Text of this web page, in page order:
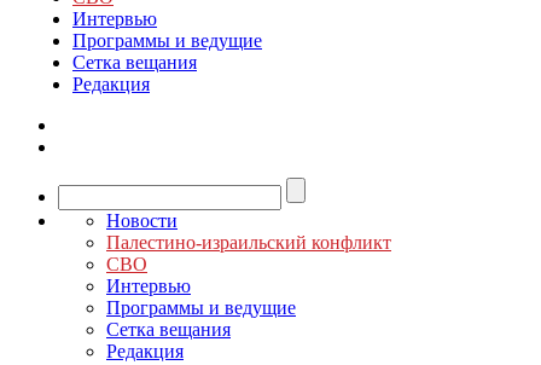
Интервью
Программы и ведущие
Сетка вещания
Редакция
Новости
Палестино-израильский конфликт
СВО
Интервью
Программы и ведущие
Сетка вещания
Редакция